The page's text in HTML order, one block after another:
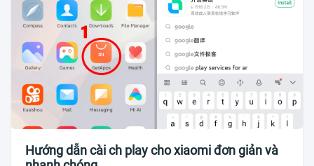
Hướng dẫn cài ch play cho xiaomi đơn giản và